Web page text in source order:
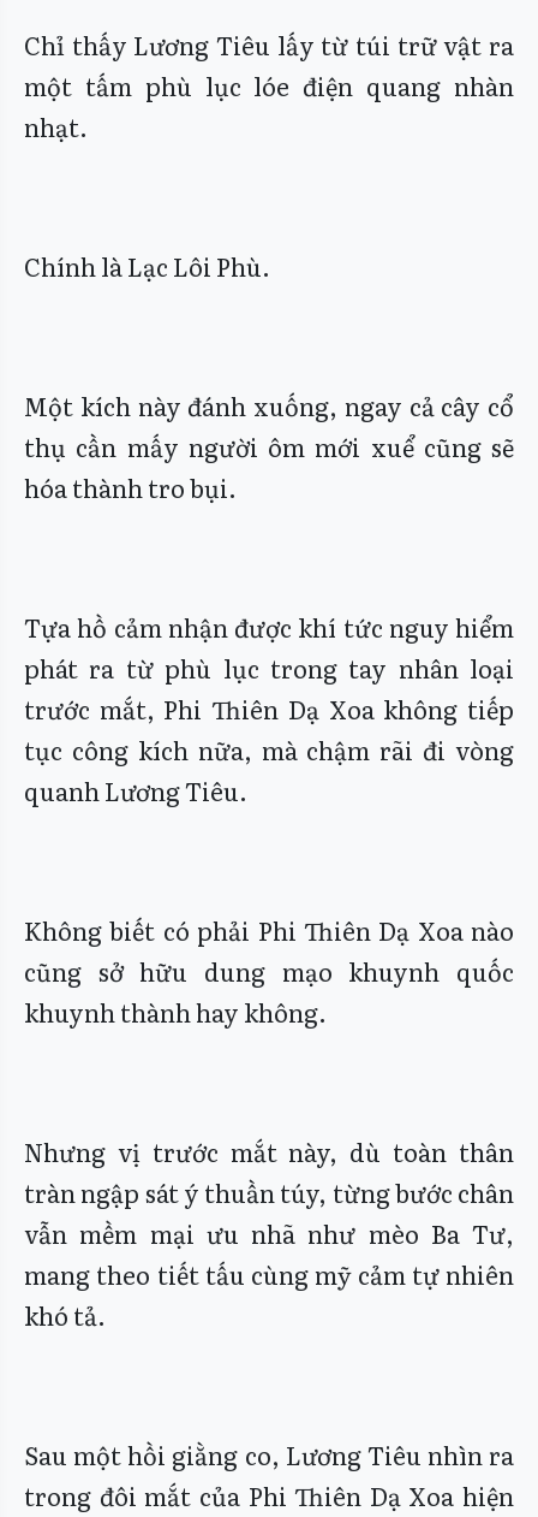
Chỉ thấy Lương Tiêu lấy từ túi trữ vật ra
một tấm phù lục lóe điện quang nhàn
nhạt.
Chính là Lạc Lôi Phù.
Một kích này đánh xuống, ngay cả cây cổ
thụ cần mấy người ôm mới xuể cũng sẽ
hóa thành tro bụi.
Tựa hồ cảm nhận được khí tức nguy hiểm
phát ra từ phù lục trong tay nhân loại
trước mắt, Phi Thiên Dạ Xoa không tiếp
tục công kích nữa, mà chậm rãi đi vòng
quanh Lương Tiêu.
Không biết có phải Phi Thiên Dạ Xoa nào
cũng sở hữu dung mạo khuynh quốc
khuynh thành hay không.
Nhưng vị trước mắt này, dù toàn thân
tràn ngập sát ý thuần túy, từng bước chân
vẫn mềm mại ưu nhã như mèo Ba Tư,
mang theo tiết tấu cùng mỹ cảm tự nhiên
khó tả.
Sau một hồi giằng co, Lương Tiêu nhìn ra
trong đôi mắt của Phi Thiên Dạ Xoa hiện